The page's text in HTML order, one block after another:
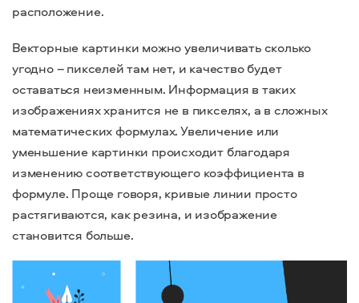
расположение.
Векторные картинки можно увеличивать сколько
угодно – пикселей там нет, и качество будет
оставаться неизменным. Информация в таких
изображениях хранится не в пикселях, а в сложных
математических формулах. Увеличение или
уменьшение картинки происходит благодаря
изменению соответствующего коэффициента в
формуле. Проще говоря, кривые линии просто
растягиваются, как резина, и изображение
становится больше.